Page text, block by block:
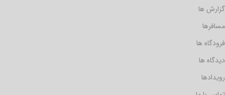
گزارش ها
مسافرها
فرودگاه ها
دیدگاه ها
رویدادها